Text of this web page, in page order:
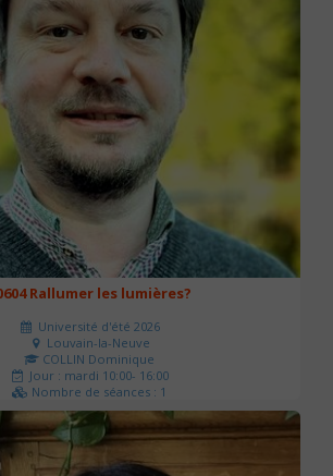
Rallumer les lumières?
Université d'été 2026
Louvain-la-Neuve
COLLIN Dominique
Jour : mardi 10:00- 16:00
Nombre de séances : 1
60 €